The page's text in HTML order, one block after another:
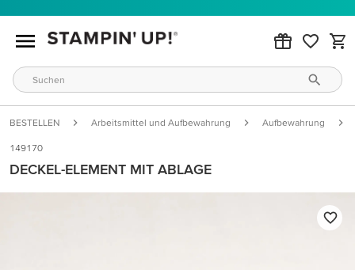
BESTELLEN Arbeitsmittel und Aufbewahrung Aufbewahrung
149170
DECKEL-ELEMENT MIT ABLAGE